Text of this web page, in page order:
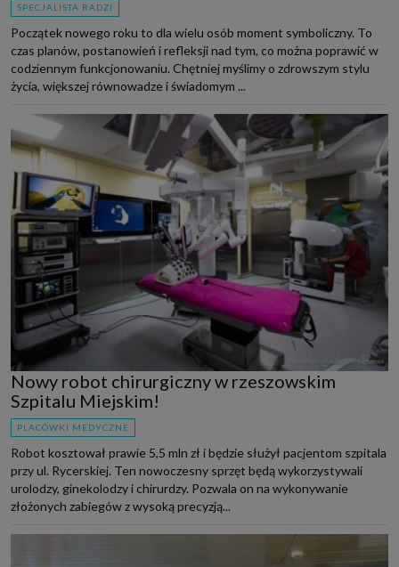
SPECJALISTA RADZI
Początek nowego roku to dla wielu osób moment symboliczny. To
czas planów, postanowień i refleksji nad tym, co można poprawić w
codziennym funkcjonowaniu. Chętniej myślimy o zdrowszym stylu
życia, większej równowadze i świadomym ...
Nowy robot chirurgiczny w rzeszowskim
Szpitalu Miejskim!
PLACÓWKI MEDYCZNE
Robot kosztował prawie 5,5 mln zł i będzie służył pacjentom szpitala
przy ul. Rycerskiej. Ten nowoczesny sprzęt będą wykorzystywali
urolodzy, ginekolodzy i chirurdzy. Pozwala on na wykonywanie
złożonych zabiegów z wysoką precyzją...